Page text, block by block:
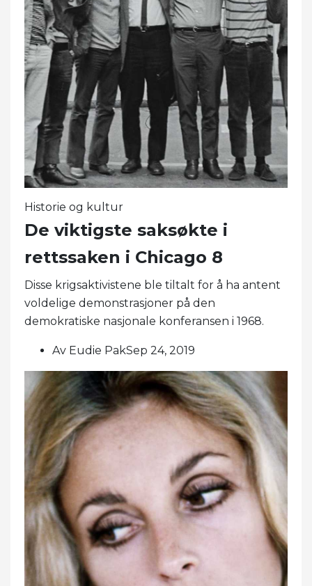
Historie og kultur
De viktigste saksøkte i
rettssaken i Chicago 8
Disse krigsaktivistene ble tiltalt for å ha antent
voldelige demonstrasjoner på den
demokratiske nasjonale konferansen i 1968.
Av Eudie PakSep 24, 2019